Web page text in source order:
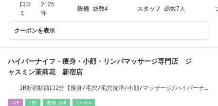
口コ
ミ
2125
件
設備 総数4 スタッフ 総数7人
クーポンを表示
ハイパーナイフ・痩身・小顔・リンパマッサージ専門店 ジ
ャスミン茉莉花 新宿店
JR新宿駅西口2分【痩身/毛穴/毛穴洗浄/小顔/マッサージ/ハイパーナイ
ｴｽﾃ ﾘﾗｸ 整体･ｶｲﾛ ﾘﾌﾚｯｼｭ